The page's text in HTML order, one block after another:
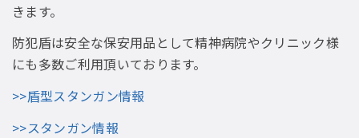
きます。
防犯盾は安全な保安用品として精神病院やクリニック様
にも多数ご利用頂いております。
>>盾型スタンガン情報
>>スタンガン情報